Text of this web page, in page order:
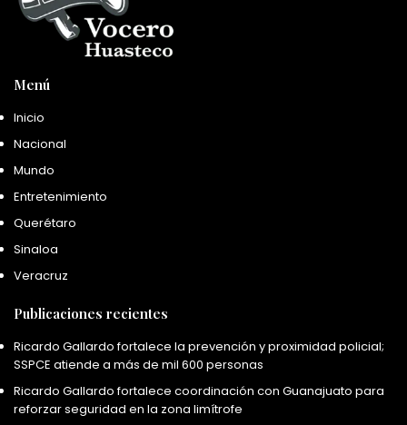
Menú
Inicio
Nacional
Mundo
Entretenimiento
Querétaro
Sinaloa
Veracruz
Publicaciones recientes
Ricardo Gallardo fortalece la prevención y proximidad policial;
SSPCE atiende a más de mil 600 personas
Ricardo Gallardo fortalece coordinación con Guanajuato para
reforzar seguridad en la zona limítrofe